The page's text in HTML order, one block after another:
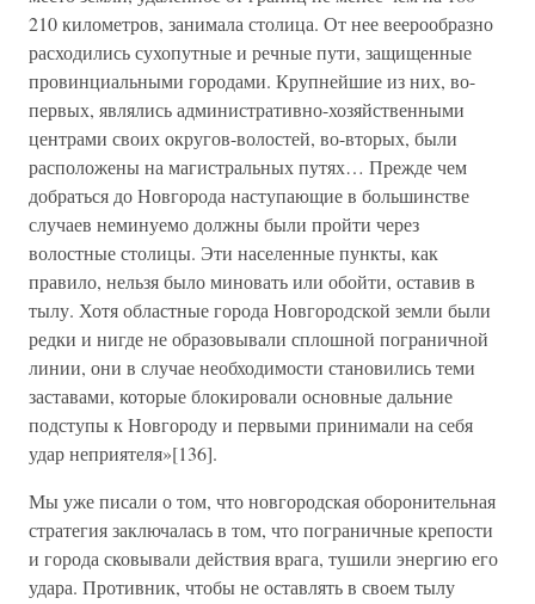
210 километров, занимала столица. От нее веерообразно
расходились сухопутные и речные пути, защищенные
провинциальными городами. Крупнейшие из них, во-
первых, являлись административно-хозяйственными
центрами своих округов-волостей, во-вторых, были
расположены на магистральных путях… Прежде чем
добраться до Новгорода наступающие в большинстве
случаев неминуемо должны были пройти через
волостные столицы. Эти населенные пункты, как
правило, нельзя было миновать или обойти, оставив в
тылу. Хотя областные города Новгородской земли были
редки и нигде не образовывали сплошной пограничной
линии, они в случае необходимости становились теми
заставами, которые блокировали основные дальние
подступы к Новгороду и первыми принимали на себя
удар неприятеля»[136].
Мы уже писали о том, что новгородская оборонительная
стратегия заключалась в том, что пограничные крепости
и города сковывали действия врага, тушили энергию его
удара. Противник, чтобы не оставлять в своем тылу